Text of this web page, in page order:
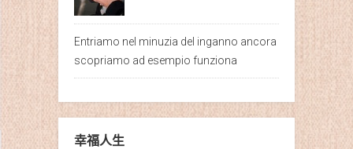
Entriamo nel minuzia del inganno ancora
scopriamo ad esempio funziona
幸福人生